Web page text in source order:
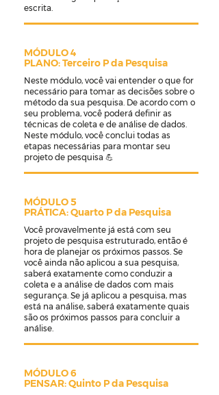
escrita.
MÓDULO 4
PLANO: Terceiro P da Pesquisa
Neste módulo, você vai entender o que for
necessário para tomar as decisões sobre o
método da sua pesquisa. De acordo com o
seu problema, você poderá definir as
técnicas de coleta e de análise de dados.
Neste módulo, você conclui todas as
etapas necessárias para montar seu
projeto de pesquisa 💪
MÓDULO 5
PRÁTICA: Quarto P da Pesquisa
Você provavelmente já está com seu
projeto de pesquisa estruturado, então é
hora de planejar os próximos passos. Se
você ainda não aplicou a sua pesquisa,
saberá exatamente como conduzir a
coleta e a análise de dados com mais
segurança. Se já aplicou a pesquisa, mas
está na análise, saberá exatamente quais
são os próximos passos para concluir a
análise.
MÓDULO 6
PENSAR: Quinto P da Pesquisa